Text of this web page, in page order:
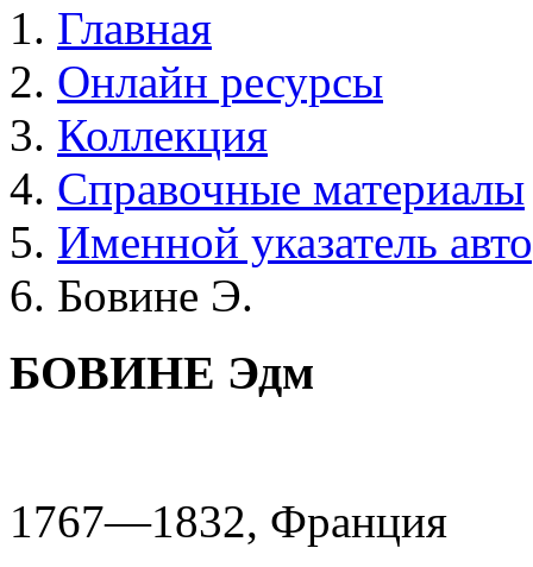
Главная
Онлайн ресурсы
Коллекция
Справочные материалы
Именной указатель
Бовине Э.
БОВИНЕ Эдм
1767—1832, Франция